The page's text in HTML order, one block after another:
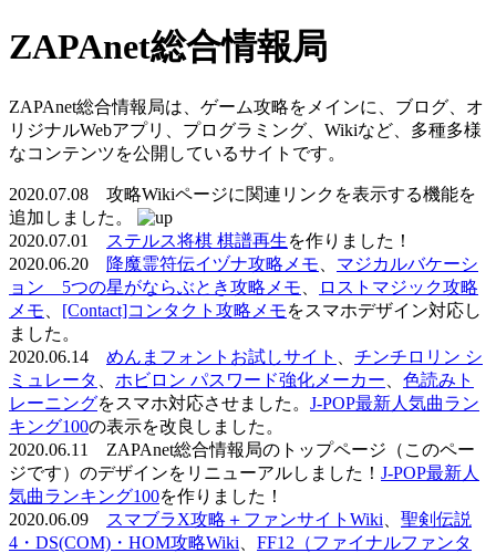
ZAPAnet総合情報局
ZAPAnet総合情報局は、ゲーム攻略をメインに、ブログ、オ
リジナルWebアプリ、プログラミング、Wikiなど、多種多様
なコンテンツを公開しているサイトです。
2020.07.08 攻略Wikiページに関連リンクを表示する機能を
追加しました。
2020.07.01
ステルス将棋 棋譜再生を作りました！
2020.06.20
降魔霊符伝イヅナ攻略メモ
マジカルバケーシ
ョン 5つの星がならぶとき攻略メモ
ロストマジック攻略
メモ
[Contact]コンタクト攻略メモをスマホデザイン対応し
ました。
2020.06.14 めんまフォントお試しサイト
チンチロリン シ
ミュレータ
ホビロン パスワード強化メーカー
色読みト
レーニングをスマホ対応させました。 J-POP最新人気曲ラン
キング100の表示を改良しました。
2020.06.11 ZAPAnet総合情報局のトップページ（このペー
ジです）のデザインをリニューアルしました！ J-POP最新人
気曲ランキング100を作りました！
2020.06.09
スマブラX攻略＋ファンサイトWiki
聖剣伝説
4・DS(COM)・HOM攻略Wiki
FF12（ファイナルファンタ